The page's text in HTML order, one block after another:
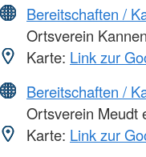
Bereitschaften /
Ortsverein
Karte: Link zur
Bereitschaften /
Ortsverein Meudt
Karte: Link zur